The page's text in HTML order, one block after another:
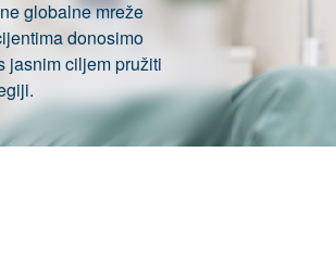
globalne mreže
donosimo
jasnim ciljem pružiti